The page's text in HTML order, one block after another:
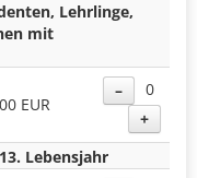
Lehrlinge,
mit
EUR
– 0
+
Lebensjahr